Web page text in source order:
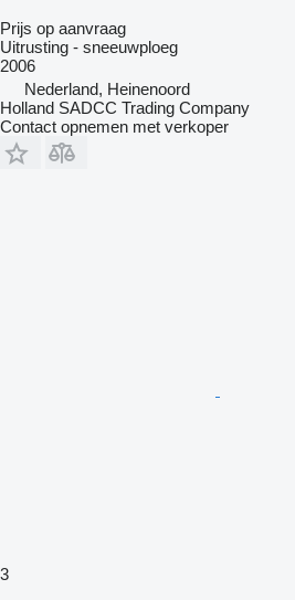
Prijs op aanvraag
Uitrusting - sneeuwploeg
2006
Nederland, Heinenoord
Holland SADCC Trading Company
Contact opnemen met verkoper
3